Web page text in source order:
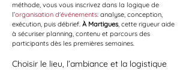
méthode, vous vous inscrivez dans la logique de
l’organisation d'événements: analyse, conception,
exécution, puis débrief. À Martigues, cette rigueur aide
à sécuriser planning, contenu et parcours des
participants dès les premières semaines.
Choisir le lieu, l’ambiance et la logistique